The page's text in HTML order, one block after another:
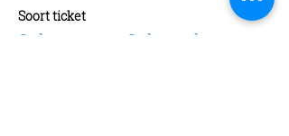
Soort ticket
Schaatsen + Schaatshuur